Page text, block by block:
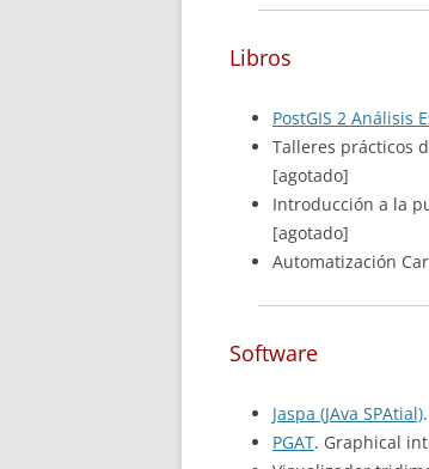
Libros
PostGIS 2 Análisis
Talleres prácticos
[agotado]
Introducción a la
[agotado]
Automatización
Software
Jaspa (JAva SPAtial)
PGAT. Graphical